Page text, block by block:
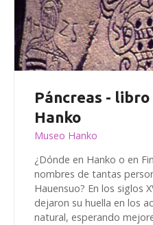
Páncreas -
Hanko
Museo Hanko
¿Dónde en Hanko o en
nombres de tantas
Hauensuo? En los siglos
dejaron su huella en los
natural, esperando